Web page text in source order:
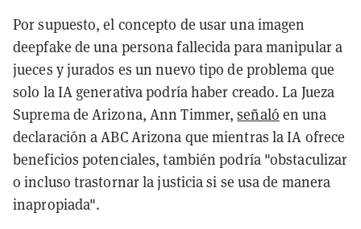
Por supuesto, el concepto de usar una imagen
deepfake de una persona fallecida para manipular a
jueces y jurados es un nuevo tipo de problema que
solo la IA generativa podría haber creado. La Jueza
Suprema de Arizona, Ann Timmer,señaló en una
declaración a ABC Arizona que mientras la IA ofrece
beneficios potenciales, también podría "obstaculizar
o incluso trastornar la justicia si se usa de manera
inapropiada".